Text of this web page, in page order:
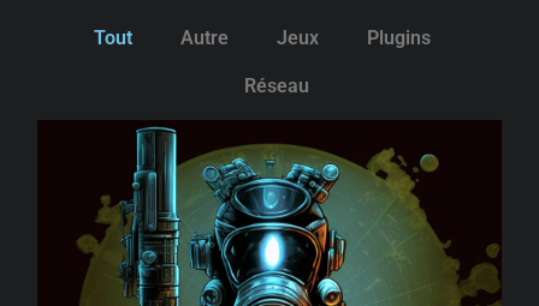
Tout Autre Jeux Plugins
Réseau